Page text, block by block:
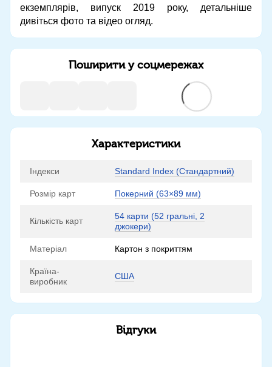
екземплярів, випуск 2019 року, детальніше
дивіться фото та відео огляд.
Поширити у соцмережах
Характеристики
Індекси Standard Index (Стандартний)
Розмір карт Покерний (63×89 мм)
Кількість карт
54 карти (52 гральні, 2
джокери)
Матеріал Картон з покриттям
Країна-
виробник
США
Відгуки